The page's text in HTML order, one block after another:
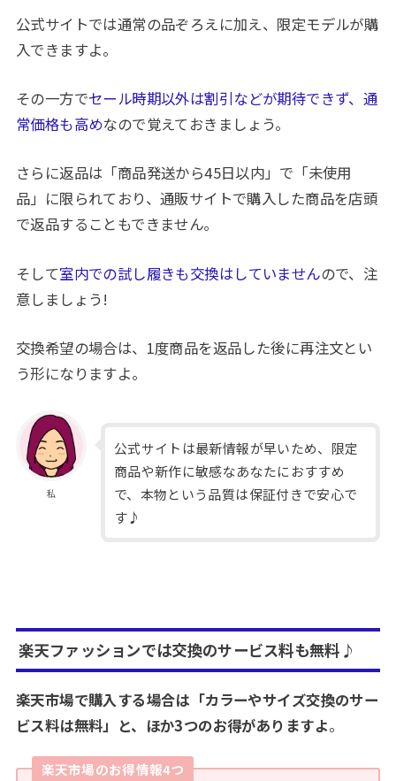
公式サイトでは通常の品ぞろえに加え、限定モデルが購
入できますよ。
その一方でセール時期以外は割引などが期待できず、通
常価格も高めなので覚えておきましょう。
さらに返品は「商品発送から45日以内」で「未使用
品」に限られており、通販サイトで購入した商品を店頭
で返品することもできません。
そして室内での試し履きも交換はしていませんので、注
意しましょう!
交換希望の場合は、1度商品を返品した後に再注文とい
う形になりますよ。
私
公式サイトは最新情報が早いため、限定
商品や新作に敏感なあなたにおすすめ
で、本物という品質は保証付きで安心で
す♪
楽天ファッションでは交換のサービス料も無料♪
楽天市場で購入する場合は「カラーやサイズ交換のサー
ビス料は無料」と、ほか3つのお得がありますよ。
楽天市場のお得情報4つ